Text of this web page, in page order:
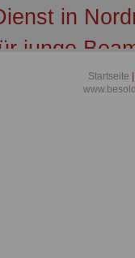
in
junge
AktuellesStartseite